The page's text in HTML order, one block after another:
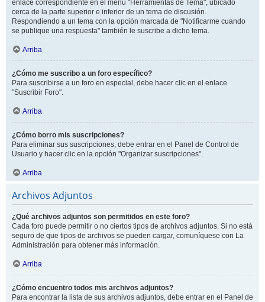
enlace correspondiente en el menú "Herramientas de Tema", ubicado
cerca de la parte superior e inferior de un tema de discusión.
Respondiendo a un tema con la opción marcada de "Notificarme cuando
se publique una respuesta" también le suscribe a dicho tema.
Arriba
¿Cómo me suscribo a un foro específico?
Para suscribirse a un foro en especial, debe hacer clic en el enlace
"Suscribir Foro".
Arriba
¿Cómo borro mis suscripciones?
Para eliminar sus suscripciones, debe entrar en el Panel de Control de
Usuario y hacer clic en la opción "Organizar suscripciones".
Arriba
Archivos Adjuntos
¿Qué archivos adjuntos son permitidos en este foro?
Cada foro puede permitir o no ciertos tipos de archivos adjuntos. Si no está
seguro de que tipos de archivos se pueden cargar, comuníquese con La
Administración para obtener más información.
Arriba
¿Cómo encuentro todos mis archivos adjuntos?
Para encontrar la lista de sus archivos adjuntos, debe entrar en el Panel de